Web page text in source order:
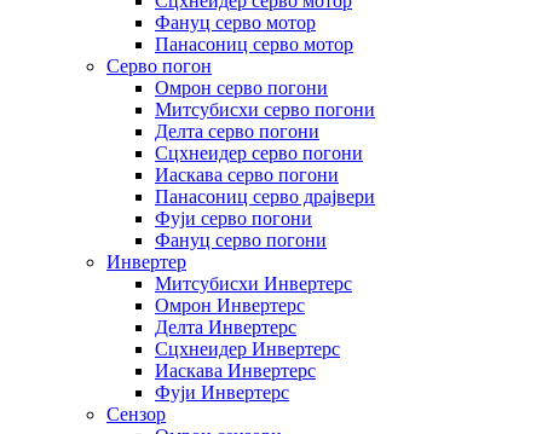
Фануц серво мотор
Панасониц серво мотор
Серво погон
Омрон серво погони
Митсубисхи серво погони
Делта серво погони
Сцхнеидер серво погони
Иаскава серво погони
Панасониц серво драјвери
Фуји серво погони
Фануц серво погони
Инвертер
Митсубисхи Инвертерс
Омрон Инвертерс
Делта Инвертерс
Сцхнеидер Инвертерс
Иаскава Инвертерс
Фуји Инвертерс
Сензор